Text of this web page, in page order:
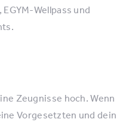
Wellpass und
Zeugnisse hoch. Wenn
Vorgesetzten und dein